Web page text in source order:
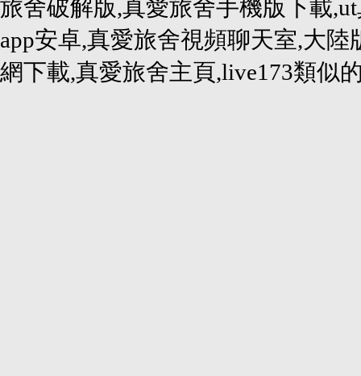
旅舍破解版,真愛旅舍手機版下載
app安卓,真愛旅舍視頻聊天室,大
網下載,真愛旅舍主頁,live173類似